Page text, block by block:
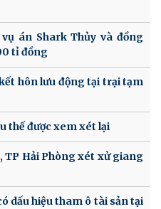
án Shark Thủy và đồng
tỉ đồng
hôn lưu động tại trại tạm
thế được xem xét lại
TP Hải Phòng xét xử giang
dấu hiệu tham ô tài sản tại